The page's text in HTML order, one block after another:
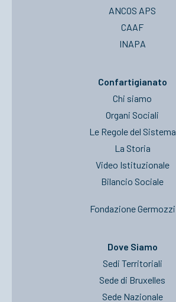
ANCOS APS
CAAF
INAPA
Confartigianato
Chi siamo
Organi Sociali
Le Regole del Sistema
La Storia
Video Istituzionale
Bilancio Sociale
Fondazione Germozzi
Dove Siamo
Sedi Territoriali
Sede di Bruxelles
Sede Nazionale